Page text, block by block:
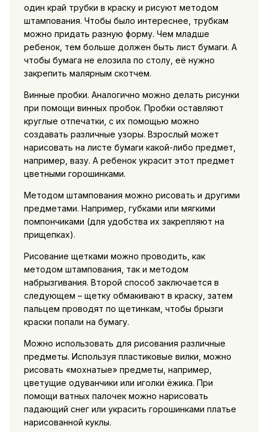
один край трубки в краску и рисуют методом
штампования. Чтобы было интереснее, трубкам
можно придать разную форму. Чем младше
ребенок, тем больше должен быть лист бумаги. А
чтобы бумага не елозила по столу, её нужно
закрепить малярным скотчем.
Винные пробки. Аналогично можно делать рисунки
при помощи винных пробок. Пробки оставляют
круглые отпечатки, с их помощью можно
создавать различные узоры. Взрослый может
нарисовать на листе бумаги какой-либо предмет,
например, вазу. А ребенок украсит этот предмет
цветными горошинками.
Методом штампования можно рисовать и другими
предметами. Например, губками или мягкими
помпончиками (для удобства их закрепляют на
прищепках).
Рисование щетками можно проводить, как
методом штампования, так и методом
набрызгивания. Второй способ заключается в
следующем – щетку обмакивают в краску, затем
пальцем проводят по щетинкам, чтобы брызги
краски попали на бумагу.
Можно использовать для рисования различные
предметы. Используя пластиковые вилки, можно
рисовать «мохнатые» предметы, например,
цветущие одуванчики или иголки ёжика. При
помощи ватных палочек можно нарисовать
падающий снег или украсить горошинками платье
нарисованной куклы.